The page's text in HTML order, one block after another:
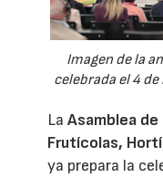
Imagen de la
celebrada el 4
LaAsamblea
Frutícolas,
ya prepara la